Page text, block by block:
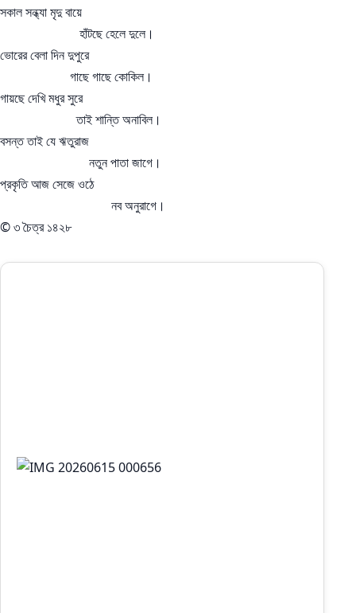
সকাল সন্ধ্যা মৃদু বায়ে
হাঁটছে হেলে দুলে।
ভোরের বেলা দিন দুপুরে
গাছে গাছে কোকিল।
গায়ছে দেখি মধুর সুরে
‌ ‌‌ তাই শান্তি অনাবিল।
বসন্ত তাই যে ঋতুরাজ
নতুন পাতা জাগে।
প্রকৃতি আজ সেজে ওঠে
নব অনুরাগে।
©️ ৩ চৈত্র ১৪২৮